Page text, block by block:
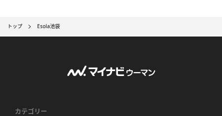
トップ Esola池袋
カテゴリー